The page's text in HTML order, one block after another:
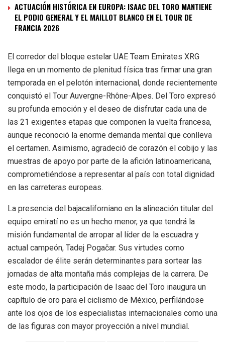
ACTUACIÓN HISTÓRICA EN EUROPA: ISAAC DEL TORO MANTIENE
EL PODIO GENERAL Y EL MAILLOT BLANCO EN EL TOUR DE
FRANCIA 2026
El corredor del bloque estelar UAE Team Emirates XRG
llega en un momento de plenitud física tras firmar una gran
temporada en el pelotón internacional, donde recientemente
conquistó el Tour Auvergne-Rhône-Alpes. Del Toro expresó
su profunda emoción y el deseo de disfrutar cada una de
las 21 exigentes etapas que componen la vuelta francesa,
aunque reconoció la enorme demanda mental que conlleva
el certamen. Asimismo, agradeció de corazón el cobijo y las
muestras de apoyo por parte de la afición latinoamericana,
comprometiéndose a representar al país con total dignidad
en las carreteras europeas.
La presencia del bajacaliforniano en la alineación titular del
equipo emiratí no es un hecho menor, ya que tendrá la
misión fundamental de arropar al líder de la escuadra y
actual campeón, Tadej Pogačar. Sus virtudes como
escalador de élite serán determinantes para sortear las
jornadas de alta montaña más complejas de la carrera. De
este modo, la participación de Isaac del Toro inaugura un
capítulo de oro para el ciclismo de México, perfilándose
ante los ojos de los especialistas internacionales como una
de las figuras con mayor proyección a nivel mundial.